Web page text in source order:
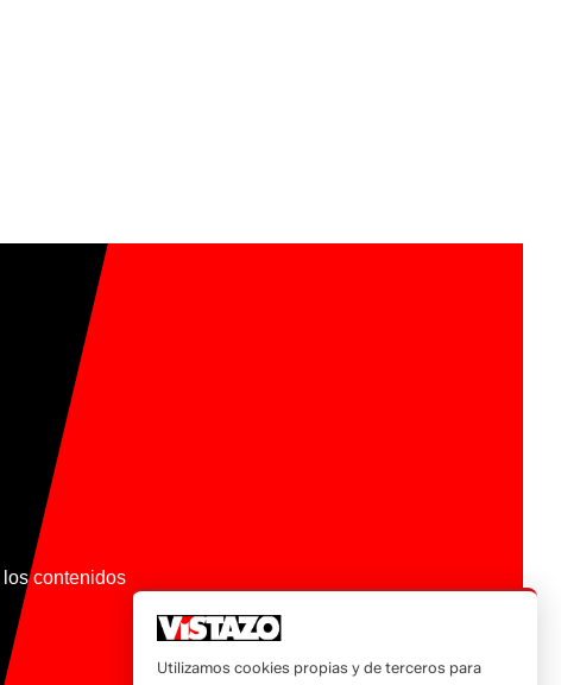
contenidos
Utilizamos cookies propias y de terceros para